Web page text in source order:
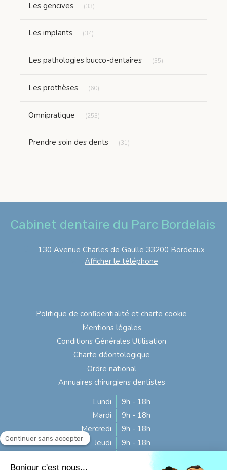
Les gencives (33)
Les implants (34)
Les pathologies bucco-dentaires (35)
Les prothèses (60)
Omnipratique (253)
Prendre soin des dents (31)
Cabinet dentaire du Parc Bordelais
130 Avenue Charles de Gaulle 33200 Bordeaux
Afficher le téléphone
Politique de confidentialité et charte cookie
Mentions légales
Conditions Générales Utilisation
Charte déontologique
Ordre national
Annuaires chirurgiens dentistes
Lundi
9h - 18h
Mardi
9h - 18h
Mercredi
9h - 18h
Jeudi
9h - 18h